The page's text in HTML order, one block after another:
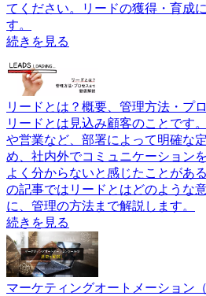
てください。リードの獲得・育成
す。
続きを見る
リードとは？概要、管理方法・プ
リードとは見込み顧客のことです
や営業など、部署によって明確な
め、社内外でコミュニケーション
よく分からないと感じたことがあ
の記事ではリードとはどのような
に、管理の方法まで解説します。
続きを見る
マーケティングオートメーション